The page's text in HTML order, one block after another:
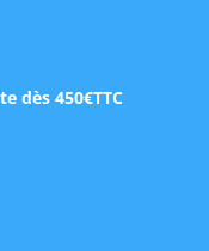
dès 450€TTC